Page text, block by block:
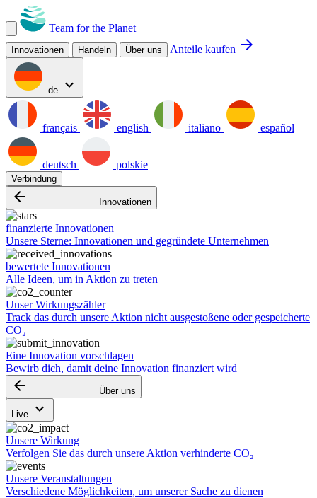
Team for the Planet
Innovationen Handeln Über uns Anteile kaufen arrow_forward
de expand_more
français english italiano español
deutsch polskie
Verbindung
arrow_backward Innovationen
finanzierte Innovationen
Unsere Sterne: Innovationen und gegründete Unternehmen
bewertete Innovationen
Alle Ideen, um in Aktion zu treten
Unser Wirkungszähler
Track das durch unsere Aktion nicht ausgestoßene oder gespeicherte
CO₂
Eine Innovation vorschlagen
Bewirb dich, damit deine Innovation finanziert wird
arrow_backward Über uns
Live keyboard_arrow_down
Unsere Wirkung
Verfolgen Sie das durch unsere Aktion verhinderte CO₂
Unsere Veranstaltungen
Verschiedene Möglichkeiten, um unserer Sache zu dienen